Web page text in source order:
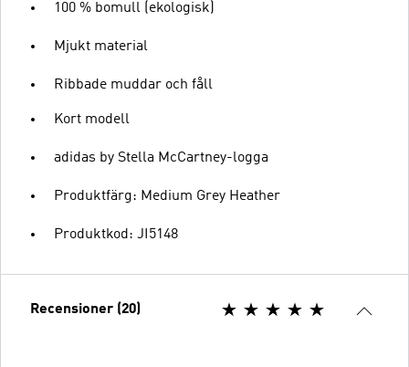
100 % bomull (ekologisk)
Mjukt material
Ribbade muddar och fåll
Kort modell
adidas by Stella McCartney-logga
Produktfärg: Medium Grey Heather
Produktkod: JI5148
Recensioner (20)